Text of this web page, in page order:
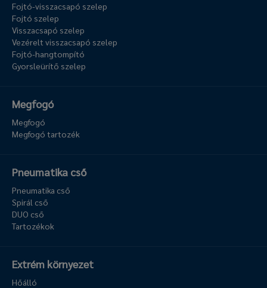
Fojtó-visszacsapó szelep
Fojtó szelep
Visszacsapó szelep
Vezérelt visszacsapó szelep
Fojtó-hangtompító
Gyorsleürítő szelep
Megfogó
Megfogó
Megfogó tartozék
Pneumatika cső
Pneumatika cső
Spirál cső
DUO cső
Tartozékok
Extrém környezet
Hőálló